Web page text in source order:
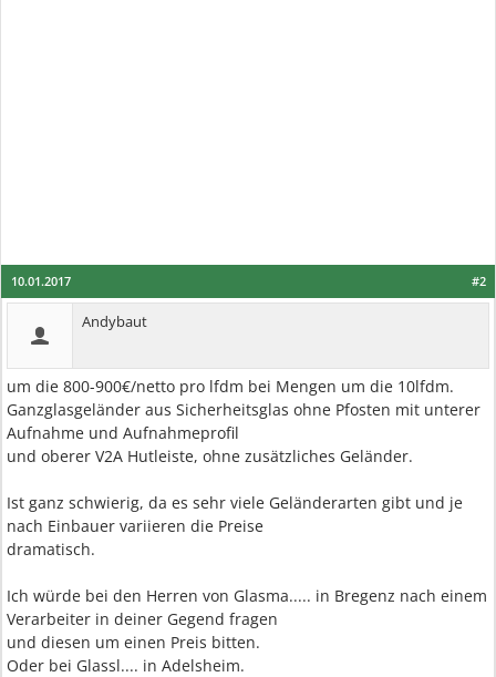
#2
10.01.2017
Andybaut
um die 800-900€/netto pro lfdm bei Mengen um die 10lfdm.
Ganzglasgeländer aus Sicherheitsglas ohne Pfosten mit unterer
Aufnahme und Aufnahmeprofil
und oberer V2A Hutleiste, ohne zusätzliches Geländer.
Ist ganz schwierig, da es sehr viele Geländerarten gibt und je
nach Einbauer variieren die Preise
dramatisch.
Ich würde bei den Herren von Glasma..... in Bregenz nach einem
Verarbeiter in deiner Gegend fragen
und diesen um einen Preis bitten.
Oder bei Glassl.... in Adelsheim.